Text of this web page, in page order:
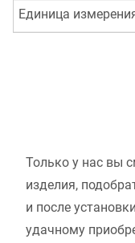
Единица
Только у нас вы
изделия,
и после
удачному